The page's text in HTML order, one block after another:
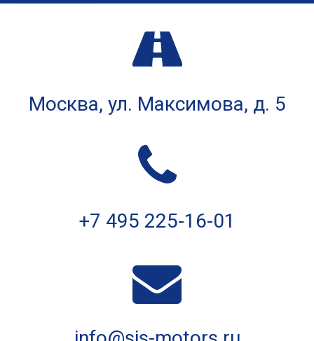
Москва, ул. Мак­си­мо­ва, д. 5
+7 495 225-16-01